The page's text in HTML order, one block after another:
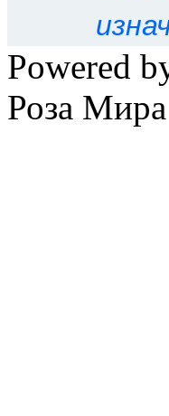
Powered
Роза